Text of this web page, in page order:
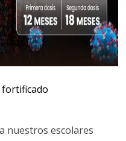
fortificado
nuestros escolares